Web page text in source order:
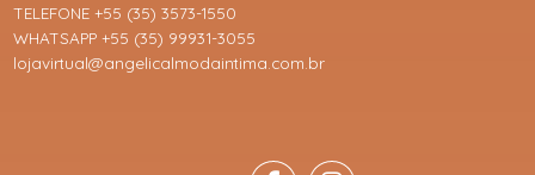
TELEFONE +55 (35) 3573-1550
WHATSAPP +55 (35) 99931-3055
lojavirtual@angelicalmodaintima.com.br